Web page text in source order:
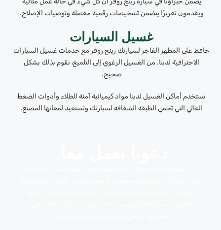
ويقدمون تقريرًا يتضمن تشخيصات رقمية مفصلة وتوصيات الإصلاح.
غسيل السيارات
حافظ على المظهر الفاخر لسيارتك رينج روفر مع خدمات غسيل السيارات
الاحترافية لدينا. من الغسيل الرغوي إلى التلميع، نقوم بذلك بشكل
صحيح.
تستخدم أماكن الغسيل لدينا مواد كيميائية آمنة للطلاء وأدوات الضغط
العالي التي تحمي الطبقة الشفافة لسيارتك وتستعيد لمعانها المصنع.